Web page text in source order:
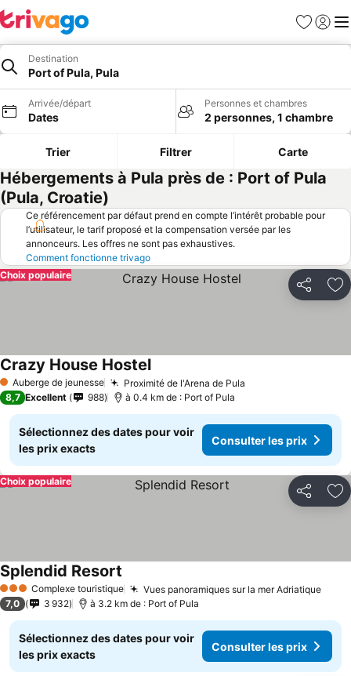
Favoris
Se
Destination
Port of Pula, Pula
Arrivée/départ
Dates
Personnes et chambres
2 personnes, 1 chambre
Trier Filtrer Carte
Hébergements à Pula près de : Port of Pula
(Pula, Croatie)
Ce référencement par défaut prend en compte l’intérêt probable pour
l’utilisateur, le tarif proposé et la compensation versée par les
annonceurs. Les offres ne sont pas exhaustives.
Comment fonctionne trivago
Partager
Choix populaire
1 Étoiles
Auberge de jeunesse Proximité de l'Arena de Pula
Crazy House Hostel
8,7 Excellent 988 à 0.4 km de : Port of Pula
Sélectionnez des dates pour voir
les prix exacts
Consulter les prix
Partager
Choix populaire
3 ÉtoilesComplexe touristique Vues panoramiques sur la mer Adriatique
Splendid Resort
7,0 3 932 à 3.2 km de : Port of Pula
Sélectionnez des dates pour voir
les prix exacts
Consulter les prix